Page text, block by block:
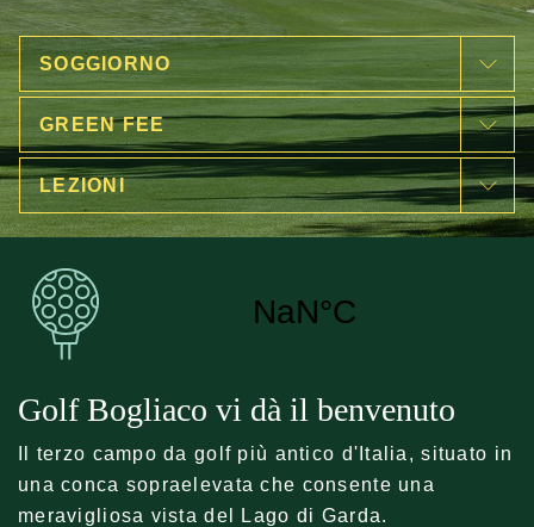
SOGGIORNO
GREEN FEE
LEZIONI
Golf Bogliaco vi dà il benvenuto
Il terzo campo da golf più antico d'Italia, situato in
una conca sopraelevata che consente una
meravigliosa vista del Lago di Garda.